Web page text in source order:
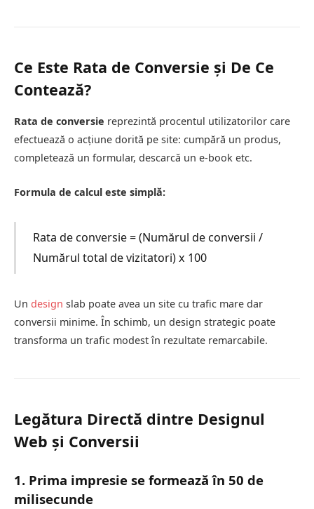
Ce Este Rata de Conversie și De Ce
Contează?
Rata de conversie reprezintă procentul utilizatorilor care
efectuează o acțiune dorită pe site: cumpără un produs,
completează un formular, descarcă un e-book etc.
Formula de calcul este simplă:
Rata de conversie = (Numărul de conversii /
Numărul total de vizitatori) x 100
Un design slab poate avea un site cu trafic mare dar
conversii minime. În schimb, un design strategic poate
transforma un trafic modest în rezultate remarcabile.
Legătura Directă dintre Designul
Web și Conversii
1. Prima impresie se formează în 50 de
milisecunde